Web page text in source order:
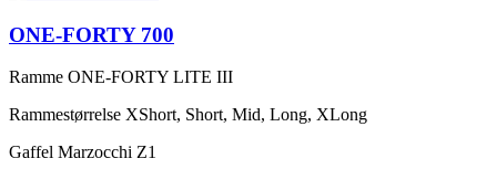
ONE-FORTY 700
Ramme ONE-FORTY LITE III
Rammestørrelse XShort, Short, Mid, Long, XLong
Gaffel Marzocchi Z1